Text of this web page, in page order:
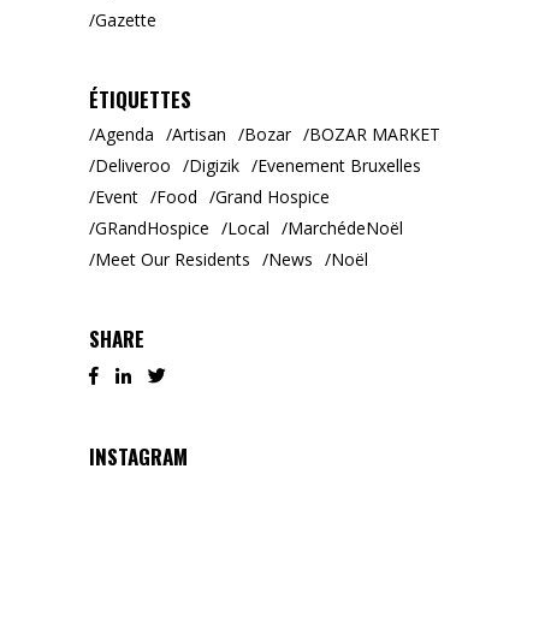
Gazette
ÉTIQUETTES
Agenda Artisan Bozar
BOZAR MARKET
Deliveroo
Digizik
Evenement Bruxelles
Event
Food
Grand Hospice
GRandHospice
Local
MarchédeNoël
Meet Our Residents
News Noël
SHARE
INSTAGRAM